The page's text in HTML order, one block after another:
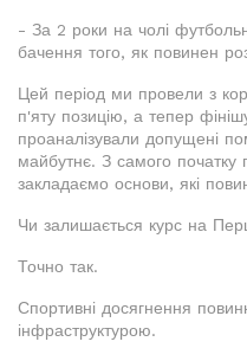
- За 2 роки на чолі
бачення того, як повинен
Цей період ми провели з
п'яту позицію, а тепер
проаналізували допущені
майбутнє. З самого початку
закладаємо основи, які
Чи залишається курс на
Точно так.
Спортивні досягнення
інфраструктурою.